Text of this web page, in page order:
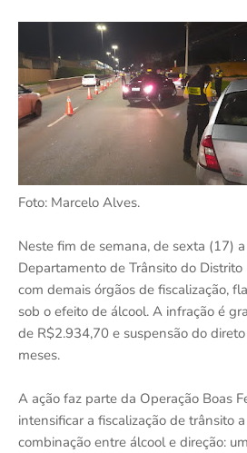
Foto: Marcelo Alves.
Neste fim de semana, de sexta (17)
Departamento de Trânsito do
com demais órgãos de fiscalização,
sob o efeito de álcool. A infração é
de R$2.934,70 e suspensão do
meses.
A ação faz parte da Operação Boas
intensificar a fiscalização de trânsito
combinação entre álcool e direção: